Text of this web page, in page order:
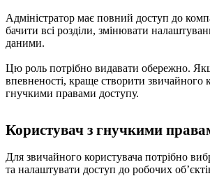
Адміністратор має повний доступ до
бачити всі розділи, змінювати
даними.
Цю роль потрібно видавати обережно.
впевненості, краще створити звичайного
гнучкими правами доступу.
Користувач з гнучкими
Для звичайного користувача потрібно
та налаштувати доступ до робочих